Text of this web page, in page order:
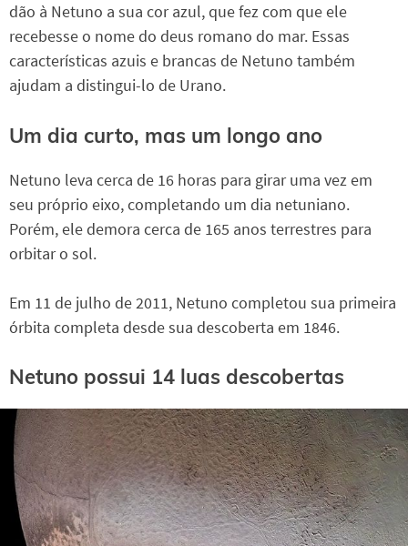
dão à Netuno a sua cor azul, que fez com que ele
recebesse o nome do deus romano do mar. Essas
características azuis e brancas de Netuno também
ajudam a distingui-lo de Urano.
Um dia curto, mas um longo ano
Netuno leva cerca de 16 horas para girar uma vez em
seu próprio eixo, completando um dia netuniano.
Porém, ele demora cerca de 165 anos terrestres para
orbitar o sol.
Em 11 de julho de 2011, Netuno completou sua primeira
órbita completa desde sua descoberta em 1846.
Netuno possui 14 luas descobertas